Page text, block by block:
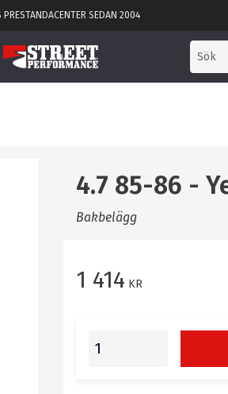
PRESTANDACENTER SEDAN 2004
4.7 85-86 -
Bakbelägg
1 414 KR